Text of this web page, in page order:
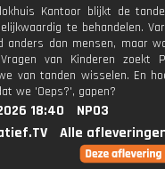
Kantoor blijkt de
te behandelen.
anders dan mensen, maar
van Kinderen zoekt
van tanden wisselen. En
we 'Oeps?', gapen?
18:40
NPO3
Alle